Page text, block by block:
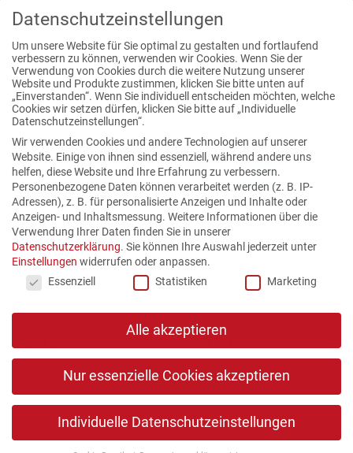
Publikationen
Copyright © 2026 Alle Rechte vorbehalten. PASCHEN
Rechtsanwälte PartGmbB
Datenschutz
Kontakt
Impressum
Kanzleibroschüre
Datenschutzeinstellungen
Um unsere Website für Sie optimal zu gestalten und fortlaufend
verbessern zu können, verwenden wir Cookies. Wenn Sie der
Verwendung von Cookies durch die weitere Nutzung unserer
Website und Produkte zustimmen, klicken Sie bitte unten auf
„Einverstanden“. Wenn Sie individuell entscheiden möchten, welche
Cookies wir setzen dürfen, klicken Sie bitte auf „Individuelle
Datenschutzeinstellungen“.
Wir verwenden Cookies und andere Technologien auf unserer
Website. Einige von ihnen sind essenziell, während andere uns
helfen, diese Website und Ihre Erfahrung zu verbessern.
Personenbezogene Daten können verarbeitet werden (z. B. IP-
Adressen), z. B. für personalisierte Anzeigen und Inhalte oder
Anzeigen- und Inhaltsmessung. Weitere Informationen über die
Verwendung Ihrer Daten finden Sie in unserer
Datenschutzerklärung. Sie können Ihre Auswahl jederzeit unter
Einstellungen widerrufen oder anpassen.
Datenschutzeinstellungen
Essenziell Statistiken Marketing
Alle akzeptieren
Nur essenzielle Cookies akzeptieren
Individuelle Datenschutzeinstellungen